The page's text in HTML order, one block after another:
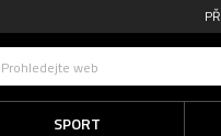
Prohledejte web
SPORT